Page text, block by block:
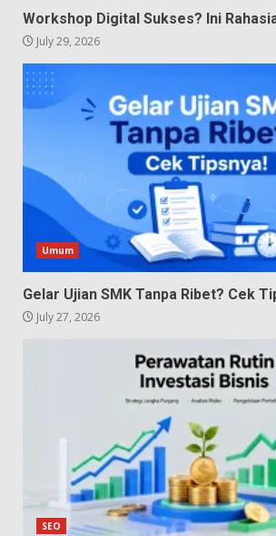
Workshop Digital Sukses? Ini
July 29, 2026
Umum
Gelar Ujian SMK Tanpa Ribet? Cek
July 27, 2026
SEO